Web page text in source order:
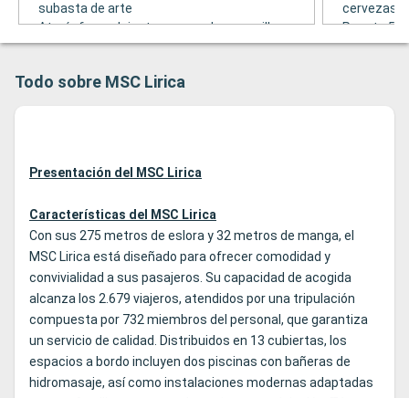
subasta de arte
Atmósfera relajante y acogedor, con sillones
de terciopelo, sofás, mesas redondas de vidrio
cervezas
Puente 5
Todo sobre MSC Lirica
Presentación del MSC Lirica
Características del MSC Lirica
Con sus 275 metros de eslora y 32 metros de manga, el
MSC Lirica está diseñado para ofrecer comodidad y
convivialidad a sus pasajeros. Su capacidad de acogida
alcanza los 2.679 viajeros, atendidos por una tripulación
compuesta por 732 miembros del personal, que garantiza
un servicio de calidad. Distribuidos en 13 cubiertas, los
espacios a bordo incluyen dos piscinas con bañeras de
hidromasaje, así como instalaciones modernas adaptadas